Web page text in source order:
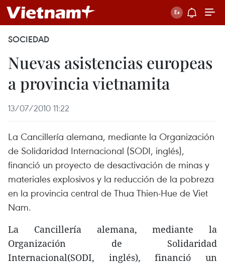
SOCIEDAD
Nuevas asistencias europeas
a provincia vietnamita
13/07/2010 11:22
La Cancillería alemana, mediante la Organización
de Solidaridad Internacional (SODI, inglés),
financió un proyecto de desactivación de minas y
materiales explosivos y la reducción de la pobreza
en la provincia central de Thua Thien-Hue de Viet
Nam.
La Cancillería alemana, mediante la
Organización de Solidaridad
Internacional(SODI, inglés), financió un